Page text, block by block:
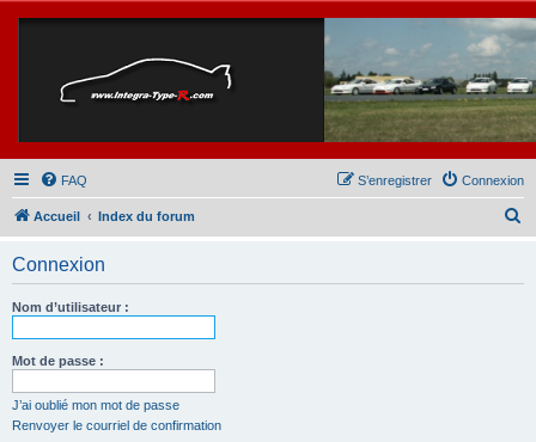
FAQ Connexion
S’enregistrer
Accueil Index du forum
Connexion
Nom d’utilisateur :
Mot de passe :
J’ai oublié mon mot de passe
Renvoyer le courriel de confirmation